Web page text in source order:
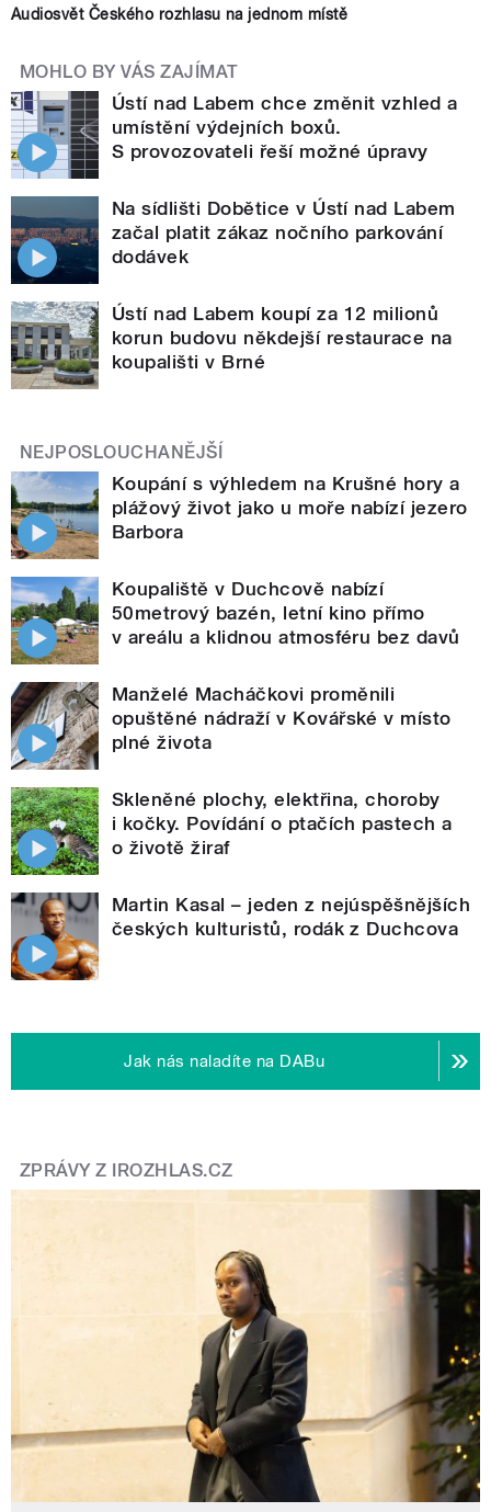
Audiosvět Českého rozhlasu na jednom místě
MOHLO BY VÁS ZAJÍMAT
Ústí nad Labem chce změnit vzhled a
umístění výdejních boxů.
S provozovateli řeší možné úpravy
Na sídlišti Dobětice v Ústí nad Labem
začal platit zákaz nočního parkování
dodávek
Ústí nad Labem koupí za 12 milionů
korun budovu někdejší restaurace na
koupališti v Brné
NEJPOSLOUCHANĚJŠÍ
Koupání s výhledem na Krušné hory a
plážový život jako u moře nabízí jezero
Barbora
Koupaliště v Duchcově nabízí
50metrový bazén, letní kino přímo
v areálu a klidnou atmosféru bez davů
Manželé Macháčkovi proměnili
opuštěné nádraží v Kovářské v místo
plné života
Skleněné plochy, elektřina, choroby
i kočky. Povídání o ptačích pastech a
o životě žiraf
Martin Kasal – jeden z nejúspěšnějších
českých kulturistů, rodák z Duchcova
Jak nás naladíte na DABu
ZPRÁVY Z IROZHLAS.CZ